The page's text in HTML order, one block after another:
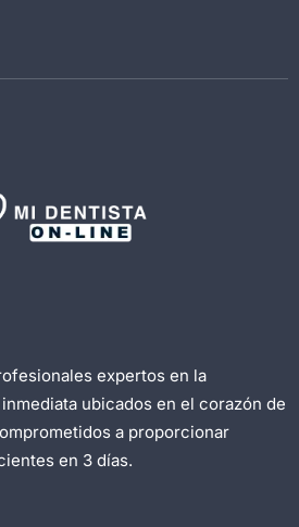
expertos en la
ubicados en el corazón de
a proporcionar
en 3 días.